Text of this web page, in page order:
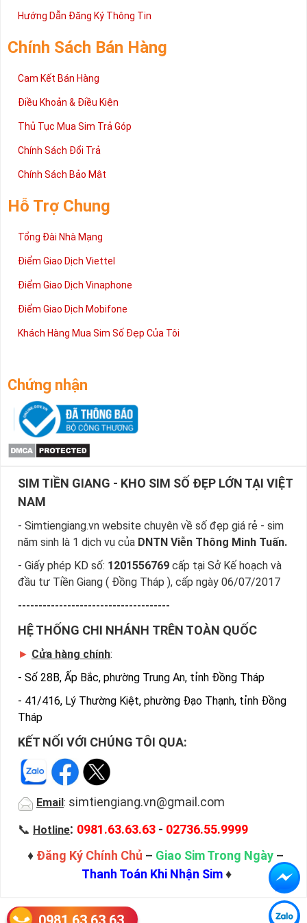
Hướng Dẫn Đăng Ký Thông Tin
Chính Sách Bán Hàng
Cam Kết Bán Hàng
Điều Khoản & Điều Kiện
Thủ Tục Mua Sim Trả Góp
Chính Sách Đổi Trả
Chính Sách Bảo Mật
Hỗ Trợ Chung
Tổng Đài Nhà Mạng
Điểm Giao Dịch Viettel
Điểm Giao Dịch Vinaphone
Điểm Giao Dịch Mobifone
Khách Hàng Mua Sim Số Đẹp Của Tôi
Chứng nhận
SIM TIỀN GIANG - KHO SIM SỐ ĐẸP LỚN TẠI VIỆT
NAM
- Simtiengiang.vn website chuyên về số đẹp giá rẻ - sim
năm sinh là 1 dịch vụ của DNTN Viễn Thông Minh Tuấn.
- Giấy phép KD số: 1201556769 cấp tại Sở Kế hoạch và
đầu tư Tiền Giang ( Đồng Tháp ), cấp ngày 06/07/2017
-------------------------------------
HỆ THỐNG CHI NHÁNH TRÊN TOÀN QUỐC
► Cửa hàng chính:
- Số 28B, Ấp Bắc, phường Trung An, tỉnh Đồng Tháp
- 41/416, Lý Thường Kiệt, phường Đạo Thạnh, tỉnh Đồng
Tháp
KẾT NỐI VỚI CHÚNG TÔI QUA:
Email : simtiengiang.vn@gmail.com
📞 Hotline: 0981.63.63.63 - 02736.55.9999
♦ Đăng Ký Chính Chủ – Giao Sim Trong Ngày –
Thanh Toán Khi Nhận Sim♦